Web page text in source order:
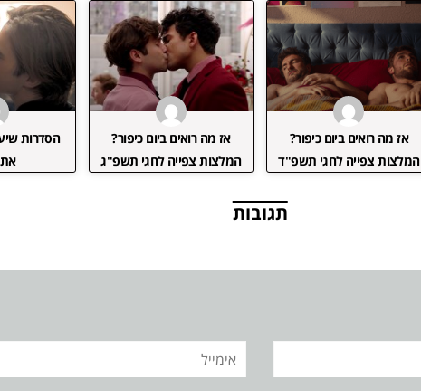
אז מה רואים ביום כיפור?
המלצות צפייה לחגי תשפ"ד
אז מה רואים ביום כיפור?
המלצות צפייה לחגי תשפ"ג
הסדרות
תגובות
אימייל